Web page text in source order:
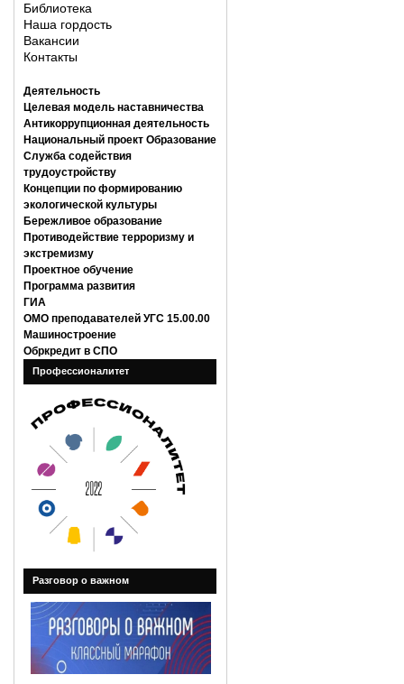
Библиотека
Наша гордость
Вакансии
Контакты
Деятельность
Целевая модель наставничества
Антикоррупционная деятельность
Национальный проект Образование
Служба содействия
трудоустройству
Концепции по формированию
экологической культуры
Бережливое образование
Противодействие терроризму и
экстремизму
Проектное обучение
Программа развития
ГИА
ОМО преподавателей УГС 15.00.00
Машиностроение
Обркредит в СПО
Профессионалитет
Разговор о важном